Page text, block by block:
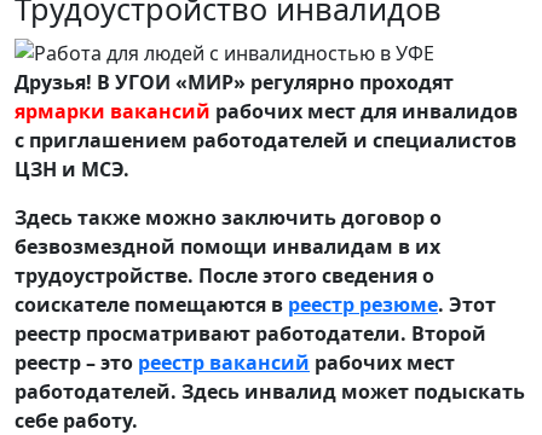
Трудоустройство инвалидов
Друзья! В УГОИ «МИР» регулярно проходят
ярмарки вакансий рабочих мест для инвалидов
с приглашением работодателей и специалистов
ЦЗН и МСЭ.
Здесь также можно заключить договор о
безвозмездной помощи инвалидам в их
трудоустройстве. После этого сведения о
соискателе помещаются в реестр резюме. Этот
реестр просматривают работодатели. Второй
реестр – это реестр вакансий рабочих мест
работодателей. Здесь инвалид может подыскать
себе работу.